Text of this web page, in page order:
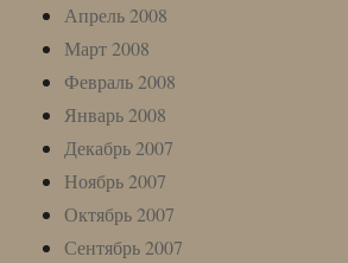
Апрель 2008
Март 2008
Февраль 2008
Январь 2008
Декабрь 2007
Ноябрь 2007
Октябрь 2007
Сентябрь 2007